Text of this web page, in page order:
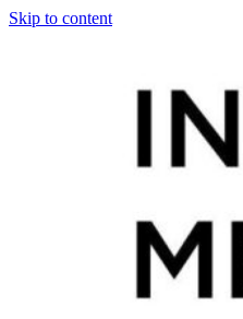
Skip to content